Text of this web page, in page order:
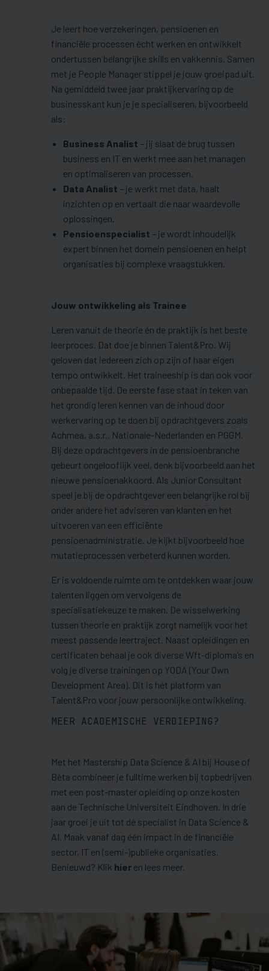
Je leert hoe verzekeringen, pensioenen en
financiële processen écht werken en ontwikkelt
ondertussen belangrijke skills en vakkennis. Samen
met je People Manager stippel je jouw groeipad uit.
Na gemiddeld twee jaar praktijkervaring op de
businesskant kun je je specialiseren, bijvoorbeeld
als:
Business Analist – jij slaat de brug tussen
business en IT en werkt mee aan het managen
en optimaliseren van processen.
Data Analist – je werkt met data, haalt
inzichten op en vertaalt die naar waardevolle
oplossingen.
Pensioenspecialist – je wordt inhoudelijk
expert binnen het domein pensioenen en helpt
organisaties bij complexe vraagstukken.
Jouw ontwikkeling als Trainee
Leren vanuit de theorie én de praktijk is het beste
leerproces. Dat doe je binnen Talent&Pro. Wij
geloven dat iedereen zich op zijn of haar eigen
tempo ontwikkelt. Het traineeship is dan ook voor
onbepaalde tijd. De eerste fase staat in teken van
het grondig leren kennen van de inhoud door
werkervaring op te doen bij opdrachtgevers zoals
Achmea, a.s.r., Nationale-Nederlanden en PGGM.
Bij deze opdrachtgevers in de pensioenbranche
gebeurt ongelooflijk veel, denk bijvoorbeeld aan het
nieuwe pensioenakkoord. Als Junior Consultant
speel je bij de opdrachtgever een belangrijke rol bij
onder andere het adviseren van klanten en het
uitvoeren van een efficiënte
pensioenadministratie. Je kijkt bijvoorbeeld hoe
mutatieprocessen verbeterd kunnen worden.
Er is voldoende ruimte om te ontdekken waar jouw
talenten liggen om vervolgens de
specialisatiekeuze te maken. De wisselwerking
tussen theorie en praktijk zorgt namelijk voor het
meest passende leertraject. Naast opleidingen en
certificaten behaal je ook diverse Wft-diploma’s en
volg je diverse trainingen op YODA (Your Own
Development Area). Dit is hét platform van
Talent&Pro voor jouw persoonlijke ontwikkeling.
MEER ACADEMISCHE VERDIEPING?
Met het Mastership Data Science & AI bij House of
Bèta combineer je fulltime werken bij topbedrijven
met een post-master opleiding op onze kosten
aan de Technische Universiteit Eindhoven. In drie
jaar groei je uit tot dé specialist in Data Science &
AI. Maak vanaf dag één impact in de financiële
sector, IT en (semi-)publieke organisaties.
Benieuwd? Klik hier en lees meer.